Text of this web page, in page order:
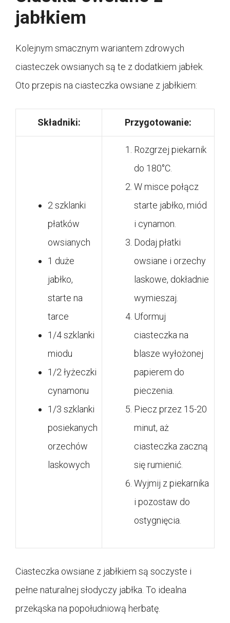
jabłkiem
Kolejnym smacznym wariantem zdrowych
ciasteczek owsianych są te z dodatkiem jabłek.
Oto przepis na ciasteczka owsiane z jabłkiem:
Składniki: Przygotowanie:
2 szklanki
płatków
owsianych
1 duże
jabłko,
starte na
tarce
1/4 szklanki
miodu
1/2 łyżeczki
cynamonu
1/3 szklanki
posiekanych
orzechów
laskowych
Rozgrzej piekarnik
do 180°C.
W misce połącz
starte jabłko, miód
i cynamon.
Dodaj płatki
owsiane i orzechy
laskowe, dokładnie
wymieszaj.
Uformuj
ciasteczka na
blasze wyłożonej
papierem do
pieczenia.
Piecz przez 15-20
minut, aż
ciasteczka zaczną
się rumienić.
Wyjmij z piekarnika
i pozostaw do
ostygnięcia.
Ciasteczka owsiane z jabłkiem są soczyste i
pełne naturalnej słodyczy jabłka. To idealna
przekąska na popołudniową herbatę.